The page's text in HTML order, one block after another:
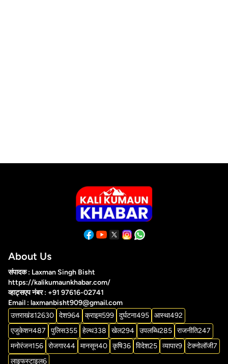
About Us
संपादक : Laxman Singh Bisht
https://kalikumaunkhabar.com/
व्हाट्सएप नंबर : +91 97616-02741
Email : laxmanbisht909@gmail.com
उत्तराखंड12630 देश964 क्राइम599 दुर्घटना495 आस्था492
एजुकेशन487 पुलिस355 हेल्थ338 खेल294 उपलब्धि285 राजनीति247
मनोरंजन156 रोजगार44 मानसून40 कृषि36 विदेश25 व्यापार9 टेक्नोलॉजी7
लाइफस्टाइल6